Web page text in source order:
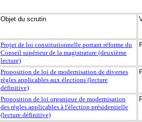
Objet du scrutin
Projet de loi constitutionnelle portant réforme du
Conseil supérieur de la magistrature (deuxième
lecture)
Proposition de loi de modernisation de diverses
règles applicables aux élections (lecture
définitive)
Proposition de loi organique de modernisation
des règles applicables à l'élection présidentielle
(lecture définitive)